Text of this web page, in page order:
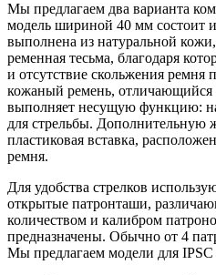
Мы предлагаем два варианта
модель шириной 40 мм состоит
выполнена из натуральной
ременная тесьма, благодаря
и отсутствие скольжения
кожаный ремень,
выполняет несущую функцию:
для стрельбы. Дополнительную
пластиковая вставка,
ремня.
Для удобства стрелков
открытые патронташи,
количеством и калибром
предназначены. Обычно от 4
Мы предлагаем модели для